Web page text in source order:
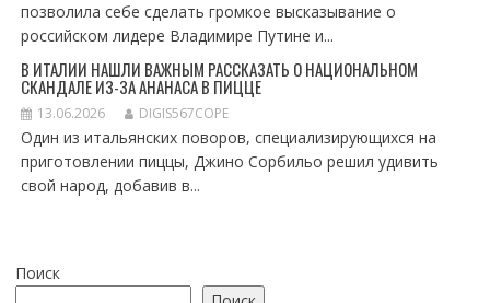
позволила себе сделать громкое высказывание о
российском лидере Владимире Путине и...
В ИТАЛИИ НАШЛИ ВАЖНЫМ РАССКАЗАТЬ О НАЦИОНАЛЬНОМ
СКАНДАЛЕ ИЗ-ЗА АНАНАСА В ПИЦЦЕ
13.06.2026 DIGIS567COPE
Один из итальянских поворов, специализирующихся на
приготовлении пиццы, Джино Сорбильо решил удивить
свой народ, добавив в...
Поиск